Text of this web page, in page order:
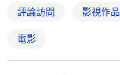
評論訪問 影視作品
電影